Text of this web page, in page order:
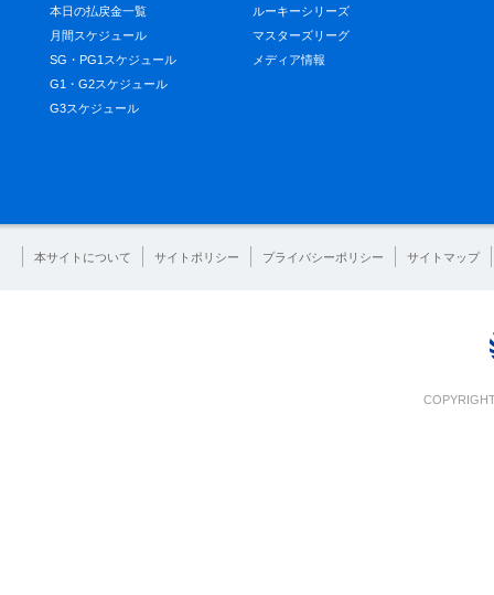
本日の払戻金一覧
月間スケジュール
SG・PG1スケジュール
G1・G2スケジュール
G3スケジュール
ルーキーシリーズ
マスターズリーグ
メディア情報
本サイトについて サイトポリシー プライバシーポリシー サイトマップ